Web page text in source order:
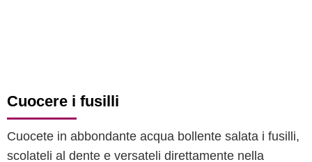
Cuocere i fusilli
Cuocete in abbondante acqua bollente salata i fusilli,
scolateli al dente e versateli direttamente nella